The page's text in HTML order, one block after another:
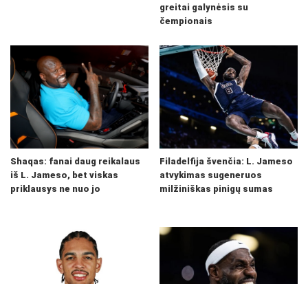
greitai galynėsis su
čempionais
Shaqas: fanai daug reikalaus
iš L. Jameso, bet viskas
priklausys ne nuo jo
Filadelfija švenčia: L. Jameso
atvykimas sugeneruos
milžiniškas pinigų sumas